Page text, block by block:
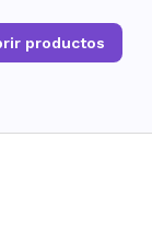
productos